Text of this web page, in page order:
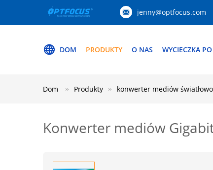
jenny@optfocus.com
DOM PRODUKTY O NAS WYCIECZKA
Dom Produkty konwerter mediów
Konwerter mediów